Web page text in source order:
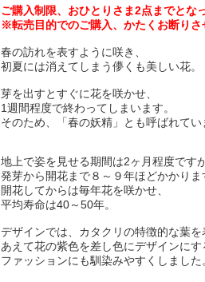
ご購入制限、おひとりさま2点までとな
※転売目的でのご購入、かたくお断りさ
春の訪れを表すように咲き、
初夏には消えてしまう儚くも美しい花。
芽を出すとすぐに花を咲かせ、
1週間程度で終わってしまいます。
そのため、「春の妖精」とも呼ばれてい
地上で姿を見せる期間は2ヶ月程度ですが
発芽から開花まで８～９年ほどかかりま
開花してからは毎年花を咲かせ、
平均寿命は40～50年。
デザインでは、カタクリの特徴的な葉を
あえて花の紫色を差し色にデザインにす
ファッションにも馴染みやすくしました